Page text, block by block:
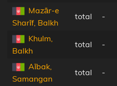
Mazār-e
Sharīf, Balkh
total -
Khulm,
Balkh
total -
Aībak,
Samangan
total -